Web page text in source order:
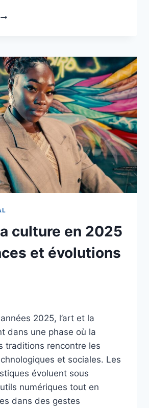
ORIGINES
CRÉATIVITÉ
HUMAINE
culture en 2025
et évolutions
2025, l’art et la
dans une phase où la
traditions rencontre les
et sociales. Les
évoluent sous
numériques tout en
dans des gestes